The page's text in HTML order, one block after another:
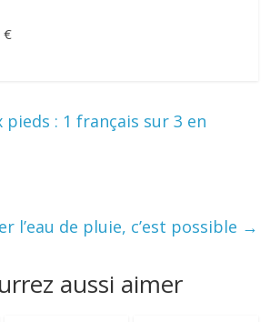
€
pieds : 1 français sur 3 en
l’eau de pluie, c’est possible →
aussi aimer